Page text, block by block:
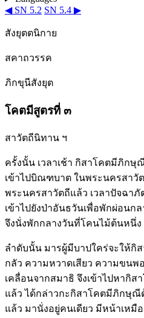
◀ SN 5.2 SN 5.4 ▶
สังยุตตนิกาย
สคาถวรรค
ภิกขุนีสังยุต
โคตมีสูตรที่ ๓
สาวัตถีนิทาน ฯ
ครั้งนั้น เวลาเช้า กิสาโคตมีภิกษุ
เข้าไปบิณฑบาต ในพระนครสาวั
พระนครสาวัตถีแล้ว เวลาปัจฉา
เข้าไปยังป่าอันธวันเพื่อพักผ่อนก
จึงนั่งพักกลางวันที่โคนไม้ต้นหนึ่ง
ลำดับนั้น มารผู้มีบาปใคร่จะให้กิ
กลัว ความหวาดเสียว ความขนพ
เคลื่อนจากสมาธิ จึงเข้าไปหากิ
แล้ว ได้กล่าวกะกิสาโคตมีภิกษุณี
แล้ว มานั่งอยู่คนเดียว มีหน้าเหมื